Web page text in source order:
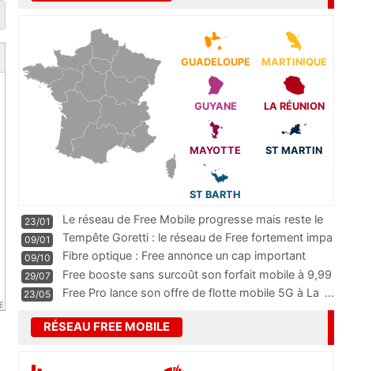
GUADELOUPE MARTINIQUE
GUYANE LA RÉUNION
MAYOTTE ST MARTIN
ST BARTH
23/01
Le réseau de Free Mobile progresse mais reste le
m
...
09/01
Tempête Goretti : le réseau de Free fortement impa
09/10
Fibre optique : Free annonce un cap important
pass
...
29/07
Free booste sans surcoût son forfait mobile à 9,99
23/05 Free Pro lance son offre de flotte mobile 5G à La ...
RÉSEAU FREE MOBILE